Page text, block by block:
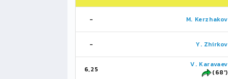
- M. Kerzhakov
- Y. Zhirkov
6,25
V. Karavaev
(68')